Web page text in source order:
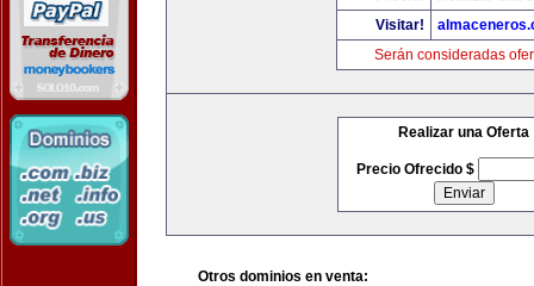
Visitar!
Serán consideradas
Realizar una Oferta
Precio Ofrecido $
Otros dominios en venta: